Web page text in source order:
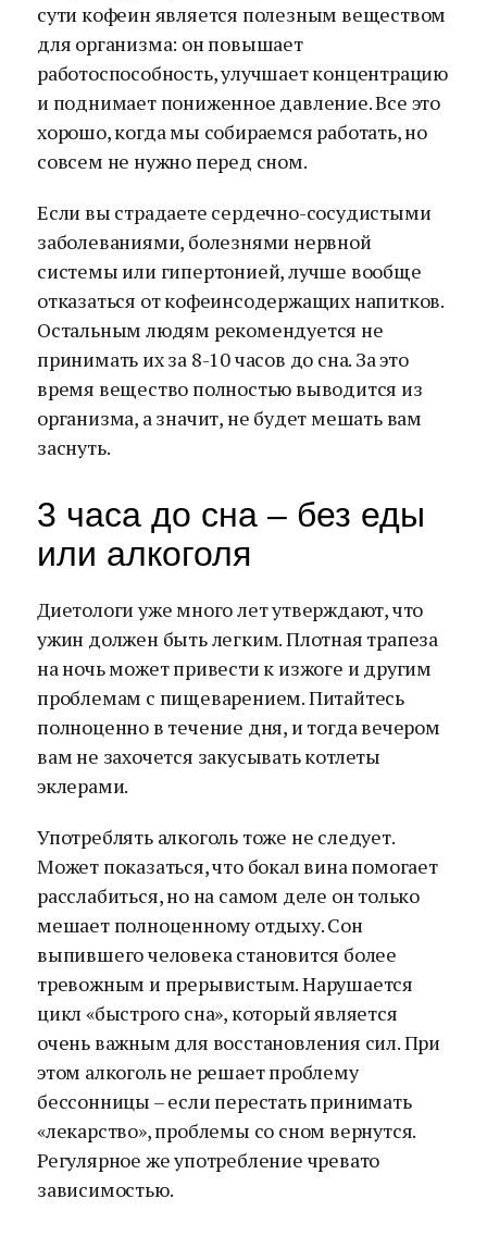
сути кофеин является полезным веществом
для организма: он повышает
работоспособность, улучшает концентрацию
и поднимает пониженное давление. Все это
хорошо, когда мы собираемся работать, но
совсем не нужно перед сном.
Если вы страдаете сердечно-сосудистыми
заболеваниями, болезнями нервной
системы или гипертонией, лучше вообще
отказаться от кофеинсодержащих напитков.
Остальным людям рекомендуется не
принимать их за 8-10 часов до сна. За это
время вещество полностью выводится из
организма, а значит, не будет мешать вам
заснуть.
3 часа до сна – без еды
или алкоголя
Диетологи уже много лет утверждают, что
ужин должен быть легким. Плотная трапеза
на ночь может привести к изжоге и другим
проблемам с пищеварением. Питайтесь
полноценно в течение дня, и тогда вечером
вам не захочется закусывать котлеты
эклерами.
Употреблять алкоголь тоже не следует.
Может показаться, что бокал вина помогает
расслабиться, но на самом деле он только
мешает полноценному отдыху. Сон
выпившего человека становится более
тревожным и прерывистым. Нарушается
цикл «быстрого сна», который является
очень важным для восстановления сил. При
этом алкоголь не решает проблему
бессонницы – если перестать принимать
«лекарство», проблемы со сном вернутся.
Регулярное же употребление чревато
зависимостью.